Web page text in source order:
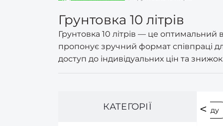
Грунтовка 10 літрів
Грунтовка 10 літрів — це
пропонує зручний формат співпраці
доступ до індивідуальних цін та
КАТЕГОРІЇ
для ручного застосування Грунтовки по фасаду